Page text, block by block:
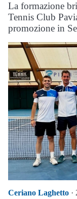
La formazione
Tennis Club
promozione in
Ceriano Laghetto ·